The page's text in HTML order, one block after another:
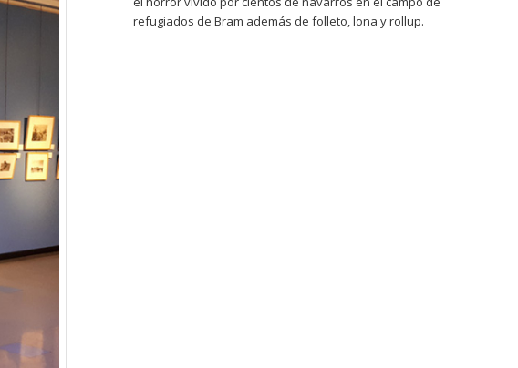
refugiados de Bram además de folleto, lona y rollup.